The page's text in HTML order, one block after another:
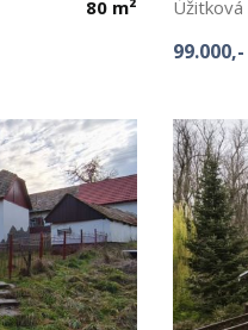
80 m²
Úžitková